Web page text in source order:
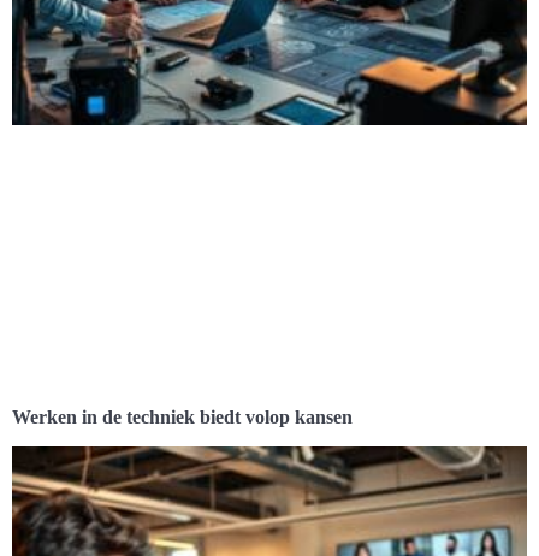
Werken in de techniek biedt volop kansen